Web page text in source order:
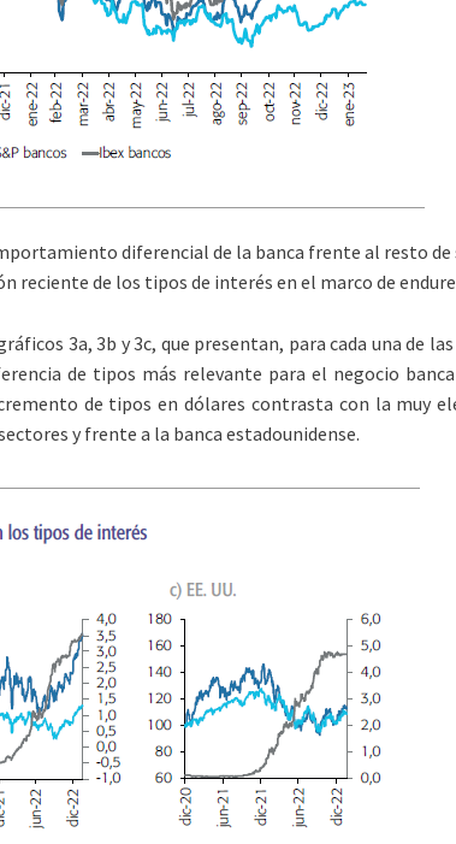
diferencial de la banca frente al resto
reciente de los tipos de interés en el marco de
3a, 3b y 3c, que presentan, para cada una de
de tipos más relevante para el negocio
de tipos en dólares contrasta con la muy
y frente a la banca estadounidense.